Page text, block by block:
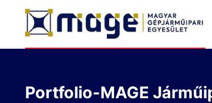
Portfolio-MAGE